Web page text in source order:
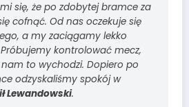
się, że po zdobytej bramce za
cofnąć. Od nas oczekuje się
a my zaciągamy lekko
kontrolować mecz,
to wychodzi. Dopiero po
odzyskaliśmy spokój w
Lewandowski.